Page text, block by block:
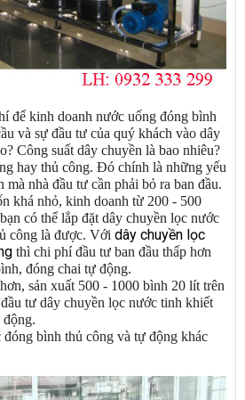
để kinh doanh nước uống đóng bình
và sự đầu tư của quý khách vào dây
Công suất dây chuyền là bao nhiêu?
hay thủ công. Đó chính là những yếu
mà nhà đầu tư cần phải bỏ ra ban đầu.
khá nhỏ, kinh doanh từ 200 - 500
có thể lắp đặt dây chuyền lọc nước
công là được. Với dây chuyền lọc
thì chi phí đầu tư ban đầu thấp hơn
đóng chai tự động.
sản xuất 500 - 1000 bình 20 lít trên
tư dây chuyền lọc nước tinh khiết
bình thủ công và tự động khác